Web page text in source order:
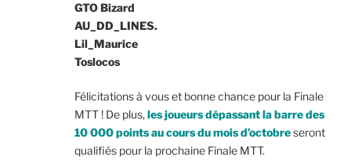
GTO Bizard
AU_DD_LINES.
Lil_Maurice
Toslocos
Félicitations à vous et bonne chance pour la Finale
MTT ! De plus,les joueurs dépassant la barre des
10 000 points au cours du mois d’octobreseront
qualifiés pour la prochaine Finale MTT.